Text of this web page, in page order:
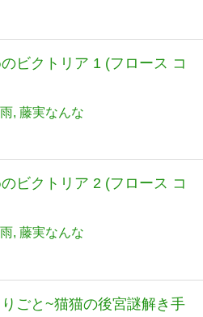
ビクトリア 1 (フロース コ
藤実なんな
ビクトリア 2 (フロース コ
藤実なんな
ごと~猫猫の後宮謎解き手